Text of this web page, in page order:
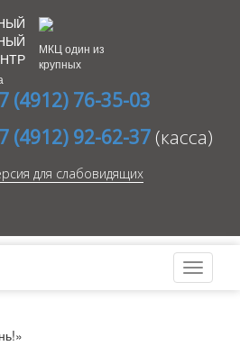
МКЦ один из
крупных
(4912) 76-35-03
(4912) 92-62-37 (касса)
для слабовидящих